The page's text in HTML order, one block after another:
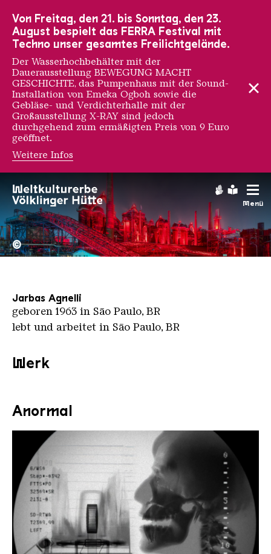
Menü
Jarbas Agnelli
Hochofengruppe in Rot
Copyright:
©
Jarbas Agnelli
geboren 1963 in Sāo Paulo, BR
lebt und arbeitet in Sāo Paulo, BR
Werk
Anormal
Von Freitag, den 21. bis Sonntag, den 23.
August bespielt das FERRA Festival mit
Techno unser gesamtes Freilichtgelände.
Der Wasserhochbehälter mit der
Dauerausstellung BEWEGUNG MACHT
GESCHICHTE, das Pumpenhaus mit der Sound-
Installation von Emeka Ogboh sowie die
Gebläse- und Verdichterhalle mit der
Großausstellung X-RAY sind jedoch
durchgehend zum ermäßigten Preis von 9 Euro
geöffnet.
Weitere Infos